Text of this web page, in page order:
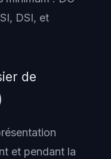
DSI, et
de
et pendant la